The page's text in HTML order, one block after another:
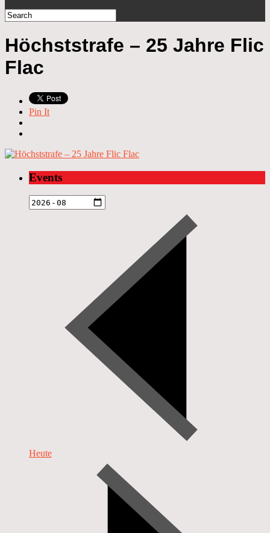
Höchststrafe – 25 Jahre Flic
Flac
Pin It
Events
Heute